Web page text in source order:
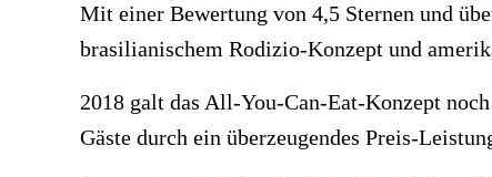
Mit einer Bewertung von 4,5 Sternen und
brasilianischem Rodizio-Konzept und
2018 galt das All-You-Can-Eat-Konzept
Gäste durch ein überzeugendes Preis-